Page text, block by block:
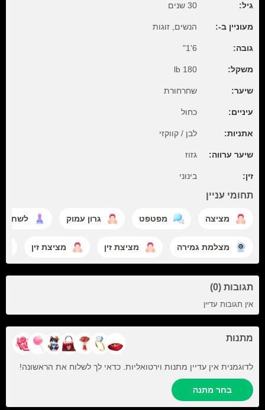
גיל: 30 שנים
מעוניין ב-: הנשים, זוגות
גובה: 6'1"
משקל: 180 lb
שיער: שחרחורת
עיניים: כחול
אתניות: לבן / קווקזי
שיער ערווה: גזוז
זין: בינוני
תחומי עניין
מציצה מפטפט גרון עמוק לשחק
מצלמת גמירה מציצת זין מציצת זין
תגובות (0)
אין תגובות עדיין
מתנות
לדוגמנית אין עדיין מתנות וירטואליות. כדאי לך לשלוח את הראשונה!
בחר מתנה